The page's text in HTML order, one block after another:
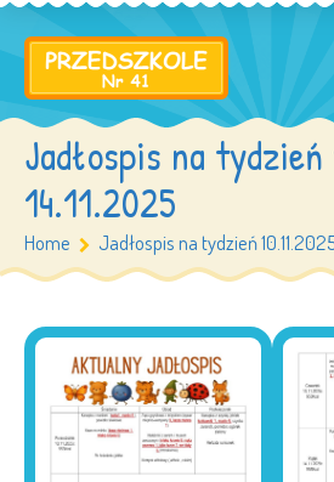
Jadłospis na
14.11.2025
Home Jadłospis na tydzień